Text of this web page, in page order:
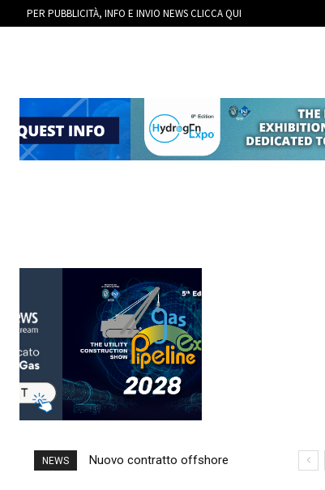
PER PUBBLICITÀ, INFO E INVIO NEWS CLICCA QUI
NEWS
Nuovo contratto offshore